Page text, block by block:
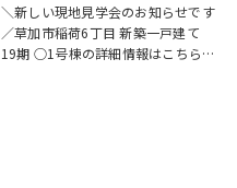
＼新しい現地見学会のお知らせです
／草加市稲荷6丁目 新築一戸建て
19期 ○1号棟の詳細情報はこちら